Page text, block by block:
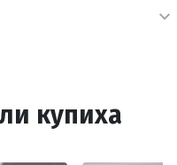
купиха